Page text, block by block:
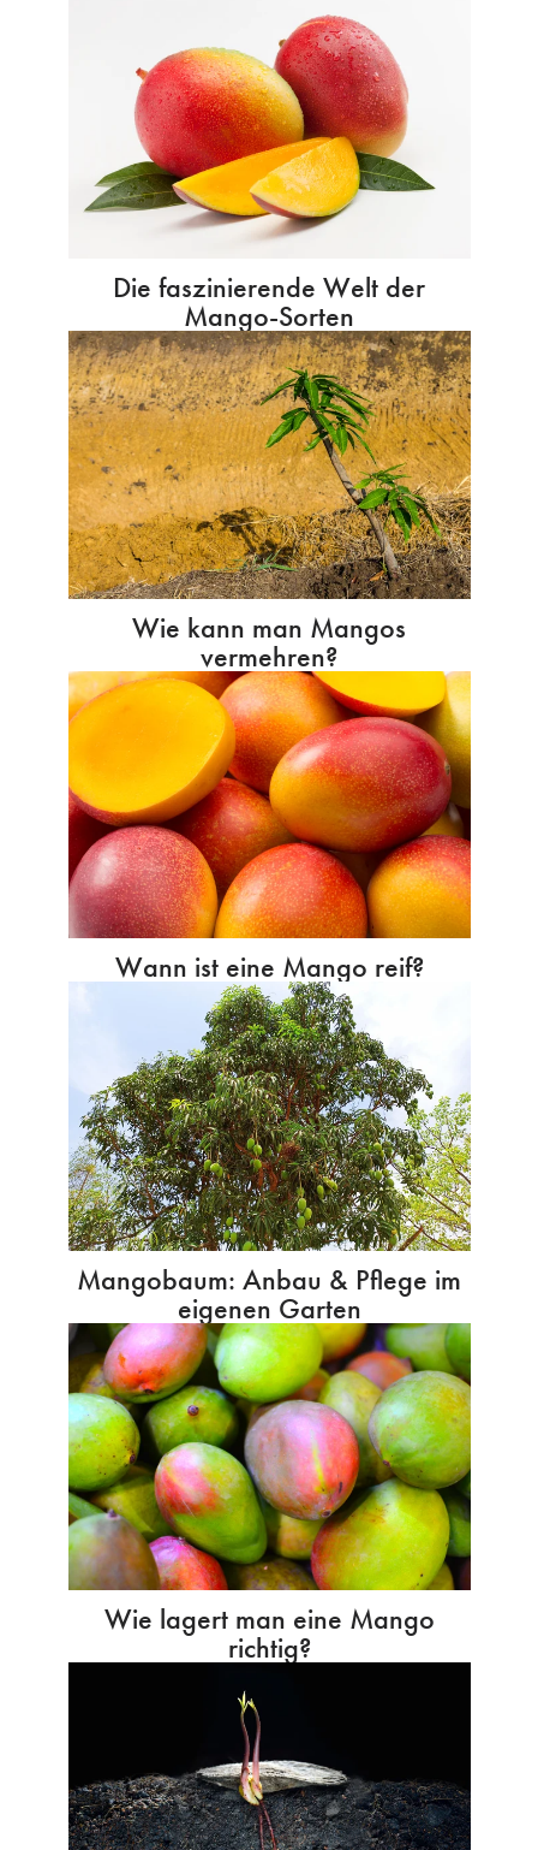
Die faszinierende Welt der
Mango-Sorten
Wie kann man Mangos
vermehren?
Wann ist eine Mango reif?
Mangobaum: Anbau & Pflege im
eigenen Garten
Wie lagert man eine Mango
richtig?